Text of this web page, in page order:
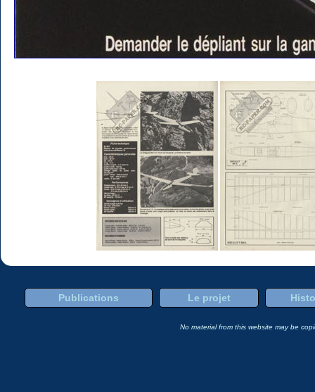
Publications Le projet
No material from this website may be